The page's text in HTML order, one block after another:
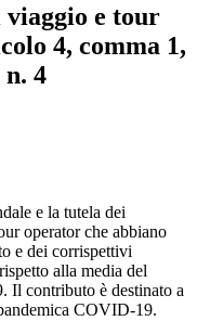
e tour
4, comma 1,
n. 4
e la tutela dei
operator che abbiano
e dei corrispettivi
alla media del
Il contributo è destinato a
COVID-19.